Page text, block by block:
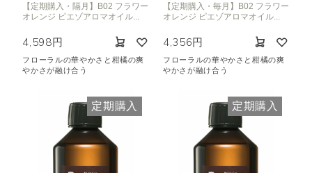
【定期購入・隔月】B02 フラワー
オレンジ ピエゾアロマオイル...
4,598円
フローラルの華やかさと柑橘の爽
やかさが融け合う
【定期購入・毎月】B02 フラワー
オレンジ ピエゾアロマオイル...
4,356円
フローラルの華やかさと柑橘の爽
やかさが融け合う
定期購入 定期購入